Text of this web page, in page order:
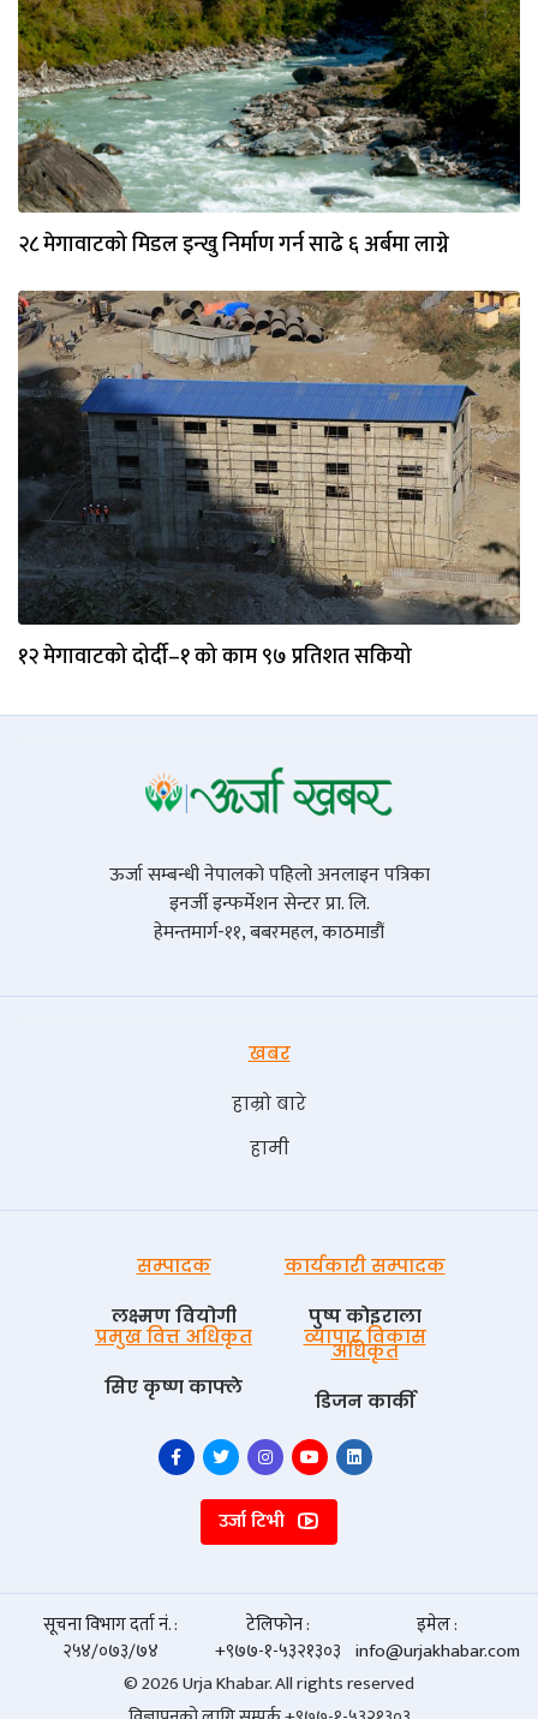
२८ मेगावाटको मिडल इन्खु निर्माण गर्न साढे ६ अर्बमा लाग्ने
१२ मेगावाटको दोर्दी–१ को काम ९७ प्रतिशत सकियो
ऊर्जा सम्बन्धी नेपालको पहिलो अनलाइन पत्रिका
इनर्जी इन्फर्मेशन सेन्टर प्रा. लि.
हेमन्तमार्ग-११, बबरमहल, काठमाडौं
खबर
हाम्रो बारे
हामी
सम्पादक
लक्ष्मण वियोगी
कार्यकारी सम्पादक
पुष्प काेइराला
प्रमुख वित्त अधिकृत
सिए कृष्ण काफ्ले
व्यापार विकास
अधिकृत
डिजन कार्की
उर्जा टिभी
सूचना विभाग दर्ता नं. :
२५४/०७३/७४
टेलिफोन :
+९७७-१-५३२१३०३
इमेल :
info@urjakhabar.com
© 2026 Urja Khabar. All rights reserved